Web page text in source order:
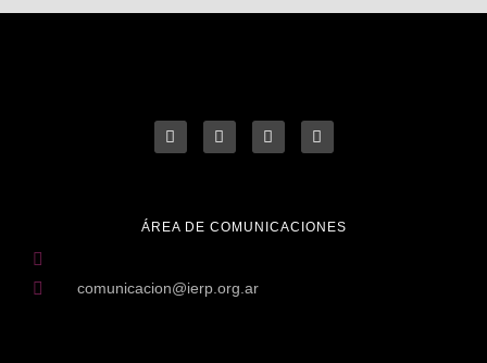
ÁREA DE COMUNICACIONES
comunicacion@ierp.org.ar